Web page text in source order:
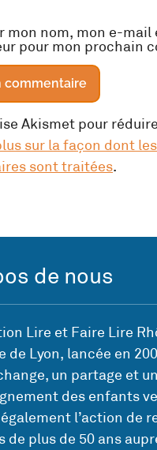
mon nom, mon e-mail
pour mon prochain
Akismet pour
sur la façon dont
sont traitées.
de nous
Lire et Faire Lire
de Lyon, lancée en
un partage et un
des enfants
également l’action de
de plus de 50 ans